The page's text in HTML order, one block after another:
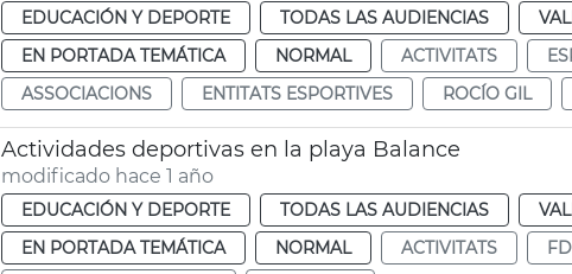
EDUCACIÓN Y DEPORTE TODAS LAS AUDIENCIAS
EN PORTADA TEMÁTICA
NORMAL ACTIVITATS
ASSOCIACIONS
ENTITATS ESPORTIVES ROCÍO GIL
Actividades deportivas en la playa Balance
modificado hace 1 año
EDUCACIÓN Y DEPORTE TODAS LAS AUDIENCIAS
EN PORTADA TEMÁTICA
NORMAL ACTIVITATS